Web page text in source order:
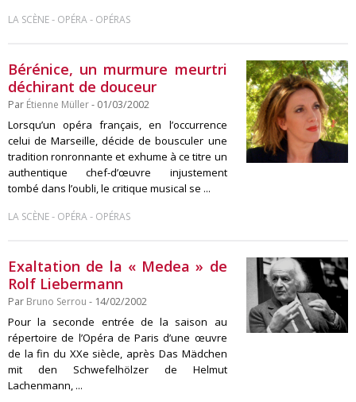
LA SCÈNE- OPÉRA- OPÉRAS
Bérénice, un murmure meurtri
déchirant de douceur
Par Étienne Müller- 01/03/2002
Lorsqu’un opéra français, en l’occurrence
celui de Marseille, décide de bousculer une
tradition ronronnante et exhume à ce titre un
authentique chef-d’œuvre injustement
tombé dans l’oubli, le critique musical se ...
LA SCÈNE- OPÉRA- OPÉRAS
Exaltation de la « Medea » de
Rolf Liebermann
Par Bruno Serrou - 14/02/2002
Pour la seconde entrée de la saison au
répertoire de l’Opéra de Paris d’une œuvre
de la fin du XXe siècle, après Das Mädchen
mit den Schwefelhölzer de Helmut
Lachenmann, ...